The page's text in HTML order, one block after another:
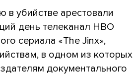
убийстве арестовали
день телеканал HBO
сериала «The Jinx»,
в одном из которых
документального